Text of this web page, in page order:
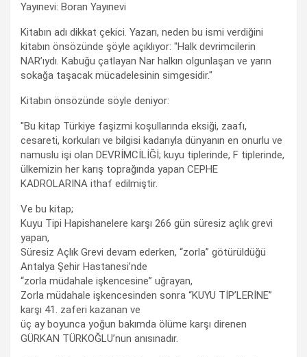
Yayınevi: Boran Yayınevi
Kitabın adı dikkat çekici. Yazarı, neden bu ismi verdiğini
kitabın önsözünde şöyle açıklıyor: "Halk devrimcilerin
NAR’ıydı. Kabuğu çatlayan Nar halkın olgunlaşan ve yarın
sokağa taşacak mücadelesinin simgesidir."
Kitabın önsözünde söyle deniyor:
"Bu kitap Türkiye faşizmi koşullarında eksiği, zaafı,
cesareti, korkuları ve bilgisi kadarıyla dünyanın en onurlu ve
namuslu işi olan DEVRİMCİLİĞİ; kuyu tiplerinde, F tiplerinde,
ülkemizin her karış toprağında yapan CEPHE
KADROLARINA ithaf edilmiştir.
Ve bu kitap;
Kuyu Tipi Hapishanelere karşı 266 gün süresiz açlık grevi
yapan,
Süresiz Açlık Grevi devam ederken, “zorla” götürüldüğü
Antalya Şehir Hastanesi’nde
“zorla müdahale işkencesine” uğrayan,
Zorla müdahale işkencesinden sonra “KUYU TİP’LERİNE”
karşı 41. zaferi kazanan ve
üç ay boyunca yoğun bakımda ölüme karşı direnen
GÜRKAN TÜRKOĞLU’nun anısınadır.